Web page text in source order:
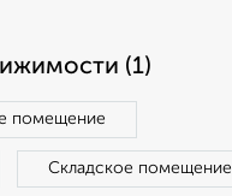
(1)
помещение
Складское помещение